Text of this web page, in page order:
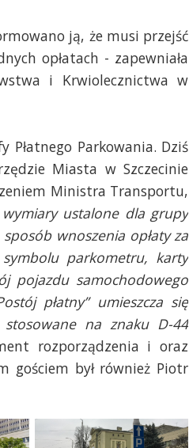
ją, że musi przejść
opłatach - zapewniała
i Krwiolecznictwa w
Płatnego Parkowania. Dziś
Miasta w Szczecinie
Ministra Transportu,
ustalone dla grupy
wnoszenia opłaty za
parkometru, karty
pojazdu samochodowego
płatny” umieszcza się
na znaku D-44
rozporządzenia i oraz
gościem był również Piotr